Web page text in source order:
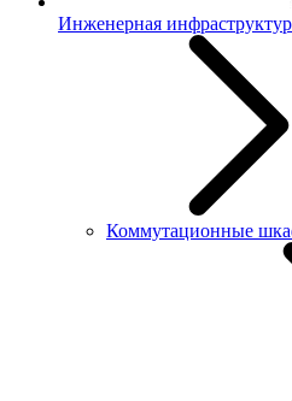
Инженерная
Коммутационные